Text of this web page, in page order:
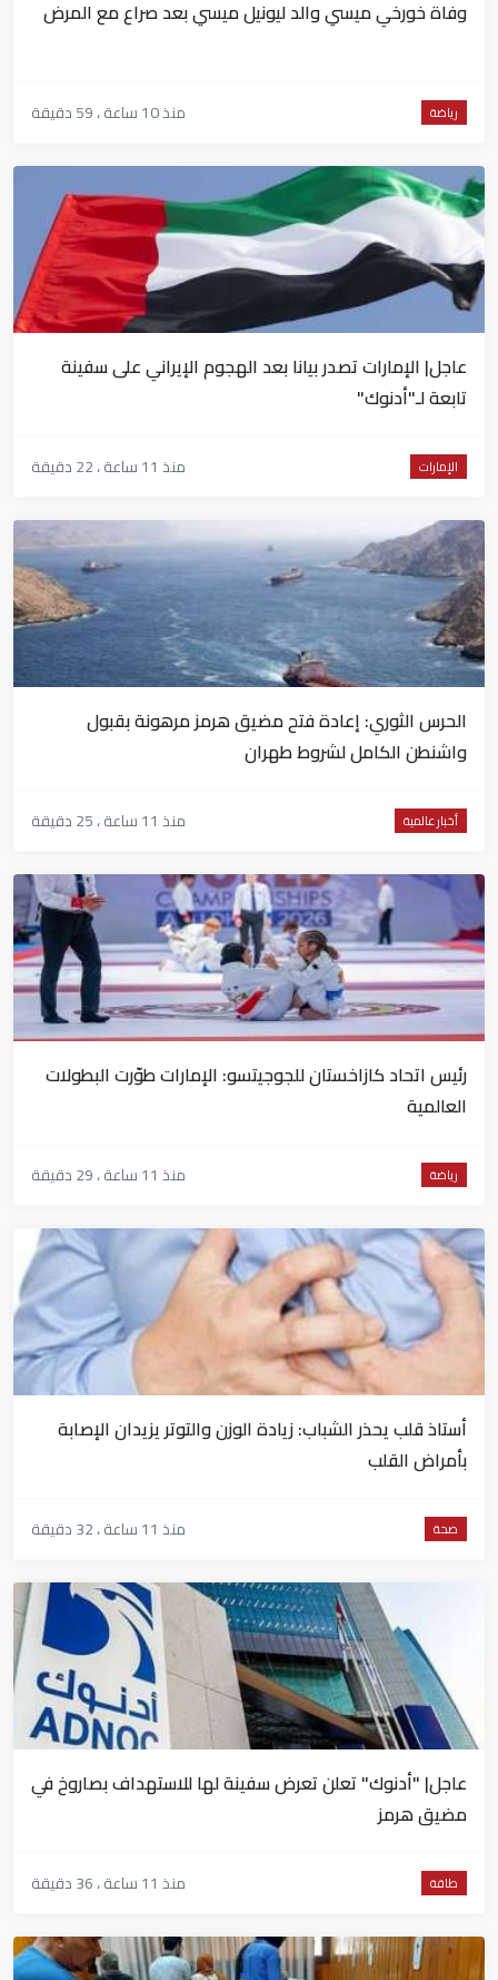
وفاة خورخي ميسي والد ليونيل ميسي بعد صراع مع المرض
رياضة منذ 10 ساعة ، 59 دقيقة
عاجل| الإمارات تصدر بيانا بعد الهجوم الإيراني على سفينة
تابعة لـ"أدنوك"
الإمارات منذ 11 ساعة ، 22 دقيقة
الحرس الثوري: إعادة فتح مضيق هرمز مرهونة بقبول
واشنطن الكامل لشروط طهران
أخبار عالمية منذ 11 ساعة ، 25 دقيقة
رئيس اتحاد كازاخستان للجوجيتسو: الإمارات طوّرت البطولات
العالمية
رياضة منذ 11 ساعة ، 29 دقيقة
أستاذ قلب يحذر الشباب: زيادة الوزن والتوتر يزيدان الإصابة
بأمراض القلب
صحة منذ 11 ساعة ، 32 دقيقة
عاجل| "أدنوك" تعلن تعرض سفينة لها للاستهداف بصاروخ في
مضيق هرمز
طاقة منذ 11 ساعة ، 36 دقيقة